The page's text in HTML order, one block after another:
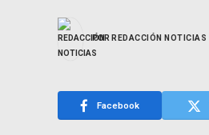
POR REDACCIÓN NOTICIAS
Facebook